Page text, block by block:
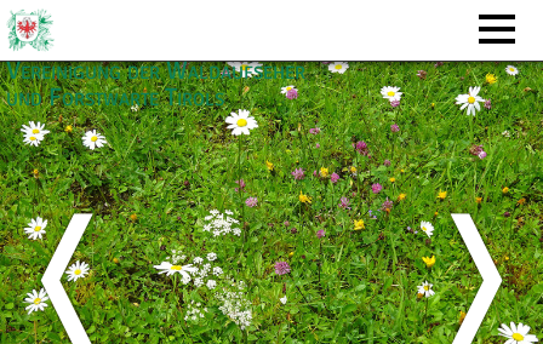
Vereinigung der Waldaufseher
und Forstwarte Tirols
❬ ❭